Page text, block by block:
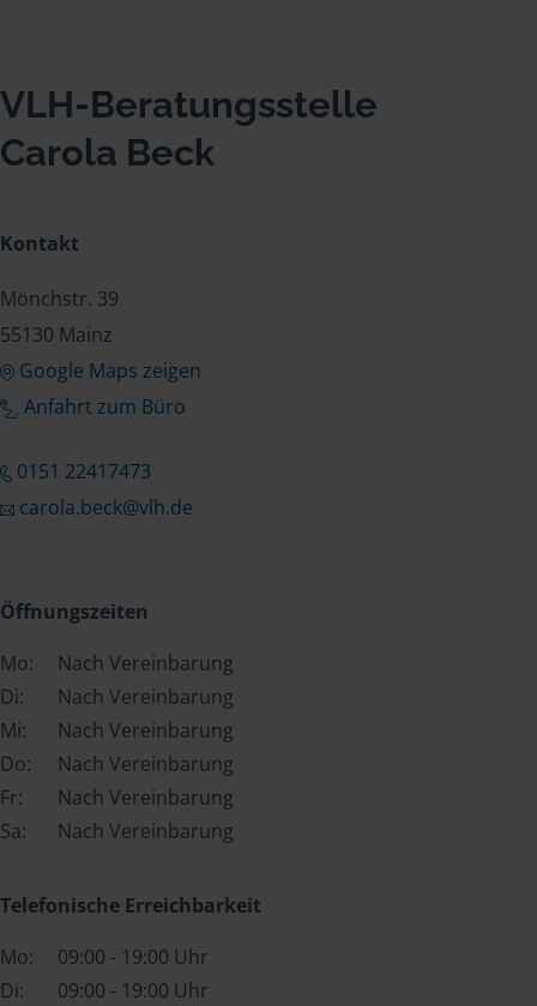
VLH-Beratungsstelle
Carola Beck
Kontakt
Mönchstr. 39
55130 Mainz
Google Maps zeigen
Anfahrt zum Büro
0151 22417473
carola.beck@vlh.de
Öffnungszeiten
Mo:
Nach Vereinbarung
Di:
Nach Vereinbarung
Mi:
Nach Vereinbarung
Do:
Nach Vereinbarung
Fr:
Nach Vereinbarung
Sa:
Nach Vereinbarung
Telefonische Erreichbarkeit
Mo:
09:00 - 19:00 Uhr
Di:
09:00 - 19:00 Uhr